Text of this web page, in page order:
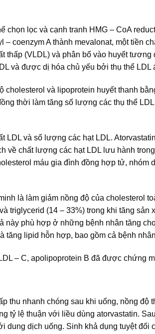
chọn lọc và cạnh tranh HMG – CoA
– coenzym A thành mevalonat, một tiền
thấp (VLDL) và phân bổ vào huyết
và được dị hóa chủ yếu bởi thụ thể LDL
cholesterol và lipoprotein huyết thanh
thời làm tăng số lượng các thụ thể
LDL và số lượng các hạt LDL.
về chất lượng các hạt LDL lưu hành
máu gia đình đồng hợp tử,
là làm giảm nồng độ của cholesterol
triglycerid (14 – 33%) trong khi tăng
này phù hợp ở những bệnh nhân tăng
tăng lipid hỗn hợp, bao gồm cả bệnh
– C, apolipoprotein B đã được chứng
thu nhanh chóng sau khi uống, nồng độ
tỷ lệ thuận với liều dùng atorvastatin.
dung dịch uống. Sinh khả dụng tuyệt đối